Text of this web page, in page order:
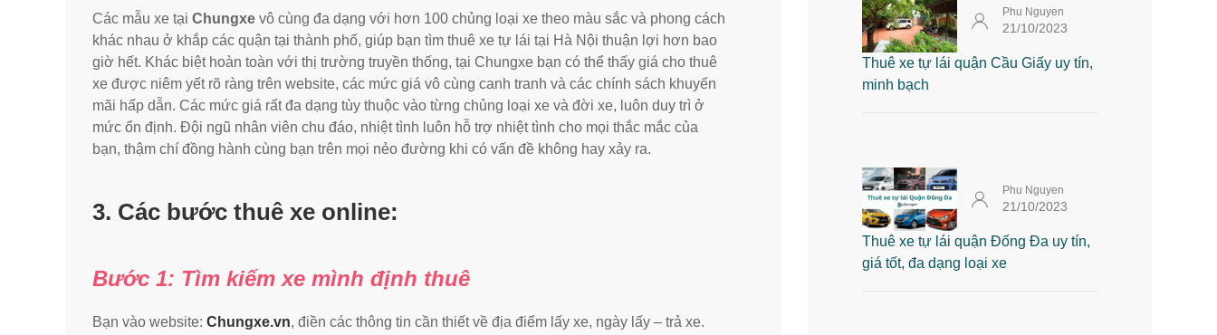
Các mẫu xe tại Chungxe vô cùng đa dạng với hơn 100 chủng loại xe theo màu sắc và phong cách
khác nhau ở khắp các quận tại thành phố, giúp bạn tìm thuê xe tự lái tại Hà Nội thuận lợi hơn bao
giờ hết. Khác biệt hoàn toàn với thị trường truyền thống, tại Chungxe bạn có thể thấy giá cho thuê
xe được niêm yết rõ ràng trên website, các mức giá vô cùng canh tranh và các chính sách khuyến
mãi hấp dẫn. Các mức giá rất đa dạng tùy thuộc vào từng chủng loại xe và đời xe, luôn duy trì ở
mức ổn định. Đội ngũ nhân viên chu đáo, nhiệt tình luôn hỗ trợ nhiệt tình cho mọi thắc mắc của
bạn, thậm chí đồng hành cùng bạn trên mọi nẻo đường khi có vấn đề không hay xảy ra.
3. Các bước thuê xe online:
Bước 1: Tìm kiếm xe mình định thuê
Bạn vào website: Chungxe.vn, điền các thông tin cần thiết về địa điểm lấy xe, ngày lấy – trả xe.
Phu Nguyen
21/10/2023
Thuê xe tự lái quận Cầu Giấy uy tín,
minh bạch
Phu Nguyen
21/10/2023
Thuê xe tự lái quận Đống Đa uy tín,
giá tốt, đa dạng loại xe